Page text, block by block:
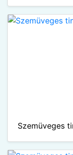
Szemüveges